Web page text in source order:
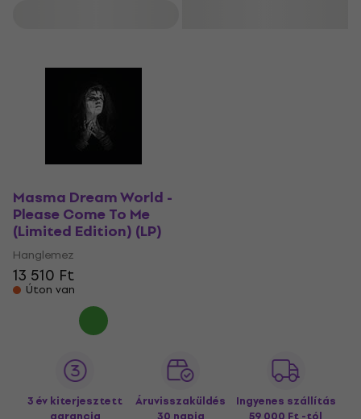
Masma Dream World -
Please Come To Me
(Limited Edition) (LP)
Hanglemez
13 510 Ft
Úton van
3 év kiterjesztett
Áruvisszaküldés
Ingyenes szállítás